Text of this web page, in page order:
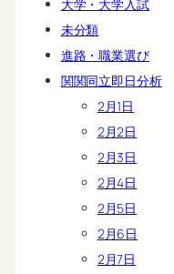
大学・大学入試
未分類
進路・職業選び
関関同立即日分析
2月1日
2月2日
2月3日
2月4日
2月5日
2月6日
2月7日